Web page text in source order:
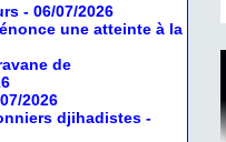
- 06/07/2026
une atteinte à la
de
2026
djihadistes -